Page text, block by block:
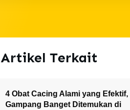
Artikel Terkait
4 Obat Cacing Alami yang Efektif,
Gampang Banget Ditemukan di